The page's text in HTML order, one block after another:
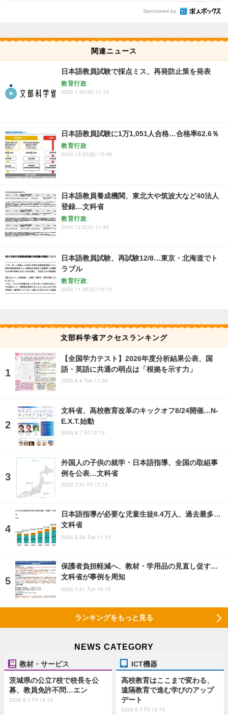
Sponsored by
関連ニュース
日本語教員試験で採点ミス、再発防止策を発表
教育行政
2025.1.20(月) 11:15
日本語教員試験に1万1,051人合格…合格率62.6％
教育行政
2024.12.20(金) 15:49
日本語教員養成機関、東北大や筑波大など40法人
登録…文科省
教育行政
2024.12.3(火) 11:45
日本語教員試験、再試験12/8…東京・北海道でト
ラブル
教育行政
2024.11.25(月) 15:15
文部科学省アクセスランキング
【全国学力テスト】2026年度分析結果公表、国
語・英語に共通の弱点は「根拠を示す力」
2026.8.4 Tue 11:36
文科省、高校教育改革のキックオフ8/24開催…N-
E.X.T.始動
2026.8.7 Fri 12:15
外国人の子供の就学・日本語指導、全国の取組事
例を公表…文科省
2026.7.31 Fri 17:15
日本語指導が必要な児童生徒8.4万人、過去最多…
文科省
2026.5.26 Tue 11:15
保護者負担軽減へ、教材・学用品の見直し促す…
文科省が事例を周知
2026.7.21 Tue 16:15
ランキングをもっと見る
NEWS CATEGORY
教材・サービス
茨城県の公立7校で校長を公
募、教員免許不問…エン
2026.8.7 Fri 19:15
ICT機器
高校教育はここまで変わる、
遠隔教育で進む学びのアップ
デート
2026.8.7 Fri 15:15